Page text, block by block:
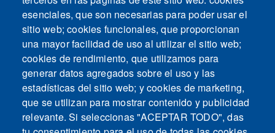
esenciales, que son necesarias para poder usar el
sitio web; cookies funcionales, que proporcionan
una mayor facilidad de uso al utilizar el sitio web;
cookies de rendimiento, que utilizamos para
generar datos agregados sobre el uso y las
estadísticas del sitio web; y cookies de marketing,
que se utilizan para mostrar contenido y publicidad
relevante. Si seleccionas "ACEPTAR TODO", das